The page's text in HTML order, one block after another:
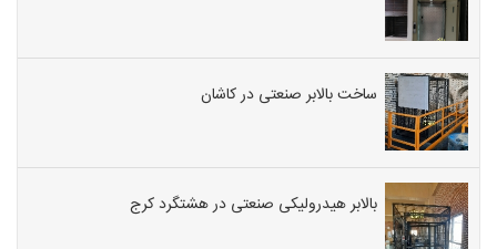
ساخت بالابر صنعتی در کاشان
بالابر هیدرولیکی صنعتی در هشتگرد کرج